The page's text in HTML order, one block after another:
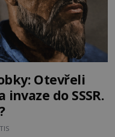
Otevřeli
do SSSR.